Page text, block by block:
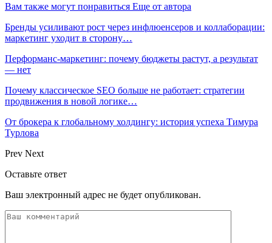
Вам также могут понравиться Еще от автора
Бренды усиливают рост через инфлюенсеров и коллаборации:
маркетинг уходит в сторону…
Перформанс-маркетинг: почему бюджеты растут, а результат
— нет
Почему классическое SEO больше не работает: стратегии
продвижения в новой логике…
От брокера к глобальному холдингу: история успеха Тимура
Турлова
Prev Next
Оставьте ответ
Ваш электронный адрес не будет опубликован.